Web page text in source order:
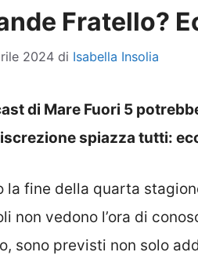
Fratello?
2024 di Isabella Insolia
di Mare Fuori 5
spiazza tutti:
la fine della quarta
non vedono l’ora di
sono previsti non solo